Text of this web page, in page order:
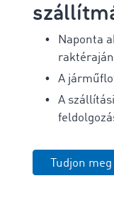
Naponta
A
A
Tudjon